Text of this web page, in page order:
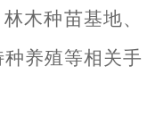
木种苗基地、
养殖等相关手